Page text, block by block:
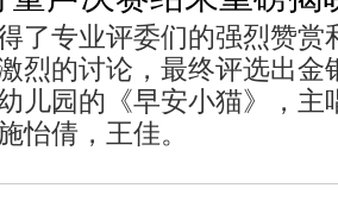
了专业评委们的强烈赞赏
烈的讨论，最终评选出金
儿园的《早安小猫》，主
怡倩，王佳。